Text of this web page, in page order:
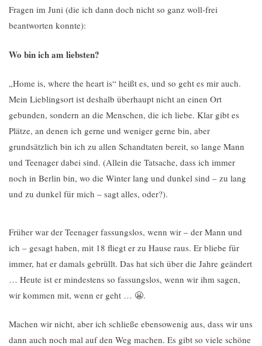
Fragen im Juni (die ich dann doch nicht so ganz woll-frei
beantworten konnte):
Wo bin ich am liebsten?
„Home is, where the heart is“ heißt es, und so geht es mir auch.
Mein Lieblingsort ist deshalb überhaupt nicht an einen Ort
gebunden, sondern an die Menschen, die ich liebe. Klar gibt es
Plätze, an denen ich gerne und weniger gerne bin, aber
grundsätzlich bin ich zu allen Schandtaten bereit, so lange Mann
und Teenager dabei sind. (Allein die Tatsache, dass ich immer
noch in Berlin bin, wo die Winter lang und dunkel sind – zu lang
und zu dunkel für mich – sagt alles, oder?).
Früher war der Teenager fassungslos, wenn wir – der Mann und
ich – gesagt haben, mit 18 fliegt er zu Hause raus. Er bliebe für
immer, hat er damals gebrüllt. Das hat sich über die Jahre geändert
… Heute ist er mindestens so fassungslos, wenn wir ihm sagen,
wir kommen mit, wenn er geht … 😬.
Machen wir nicht, aber ich schließe ebensowenig aus, dass wir uns
dann auch noch mal auf den Weg machen. Es gibt so viele schöne